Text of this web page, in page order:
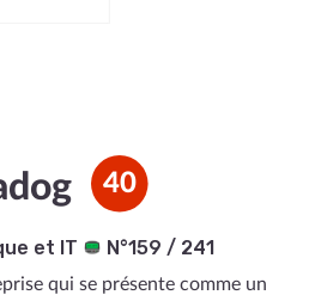
40
et IT N°159 / 241
qui se présente comme un